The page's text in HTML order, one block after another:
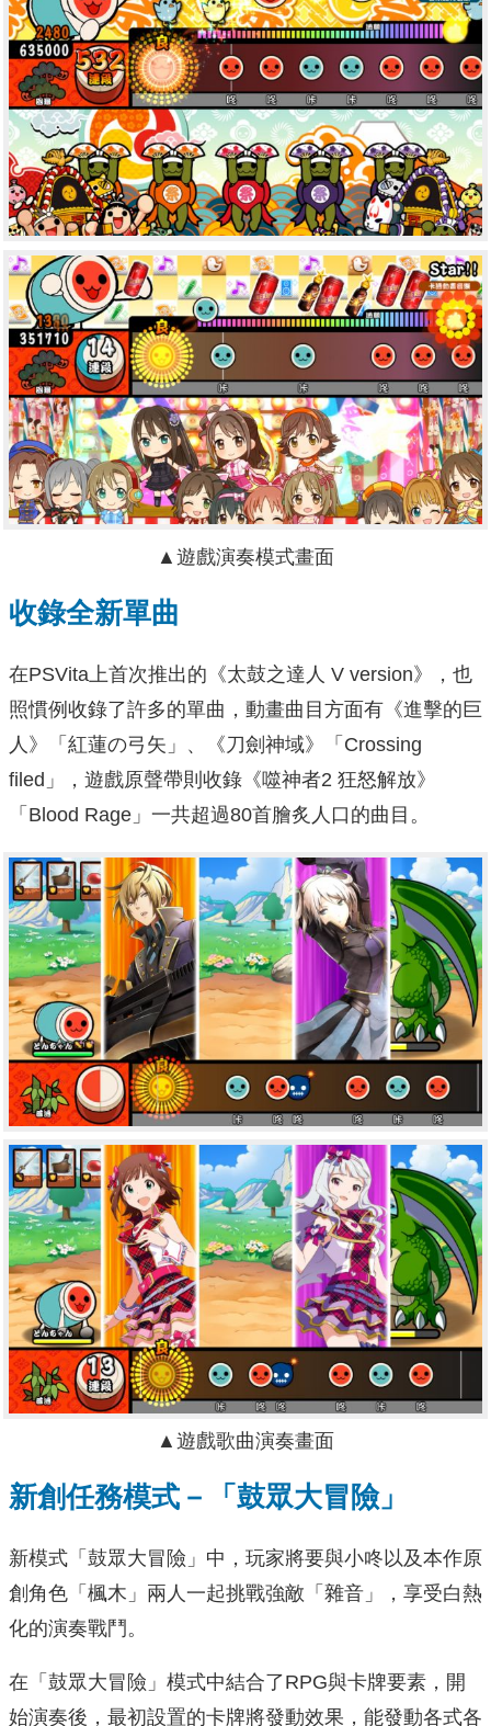
▲遊戲演奏模式畫面
收錄全新單曲
在PSVita上首次推出的《太鼓之達人 V version》，也
照慣例收錄了許多的單曲，動畫曲目方面有《進擊的巨
人》「紅蓮の弓矢」、《刀劍神域》「Crossing
filed」，遊戲原聲帶則收錄《噬神者2 狂怒解放》
「Blood Rage」一共超過80首膾炙人口的曲目。
▲遊戲歌曲演奏畫面
新創任務模式－ 「鼓眾大冒險」
新模式「鼓眾大冒險」中，玩家將要與小咚以及本作原
創角色「楓木」兩人一起挑戰強敵「雜音」，享受白熱
化的演奏戰鬥。
在「鼓眾大冒險」模式中結合了RPG與卡牌要素，開
始演奏後，最初設置的卡牌將發動效果，能發動各式各